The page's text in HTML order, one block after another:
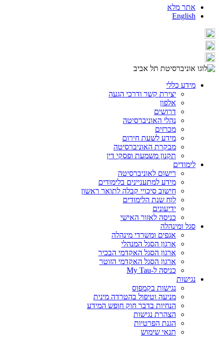
אתר מלא
English
מידע כללי
יצירת קשר ודרכי הגעה
אלפון
דרושים
נהלי האוניברסיטה
מכרזים
מידע לשעת חירום
מבקרת האוניברסיטה
תקנון משמעת ופסקי דין
לימודים
רישום לאוניברסיטה
מידע למתעניינים בלימודים
חישוב סיכויי קבלה לתואר ראשון
לוח שנת הלימודים
ידיעונים
כניסה לאזור האישי
סגל ומינהלה
אגפים ומשרדי מינהלה
ארגון הסגל המנהלי
ארגון הסגל האקדמי הבכיר
ארגון הסגל האקדמי הזוטר
כניסה ל-My Tau
נגישות
נגישות בקמפוס
מניעה וטיפול בהטרדה מינית
הנחיות בדבר חוק חופש המידע
הצהרת נגישות
הגנת הפרטיות
תנאי שימוש